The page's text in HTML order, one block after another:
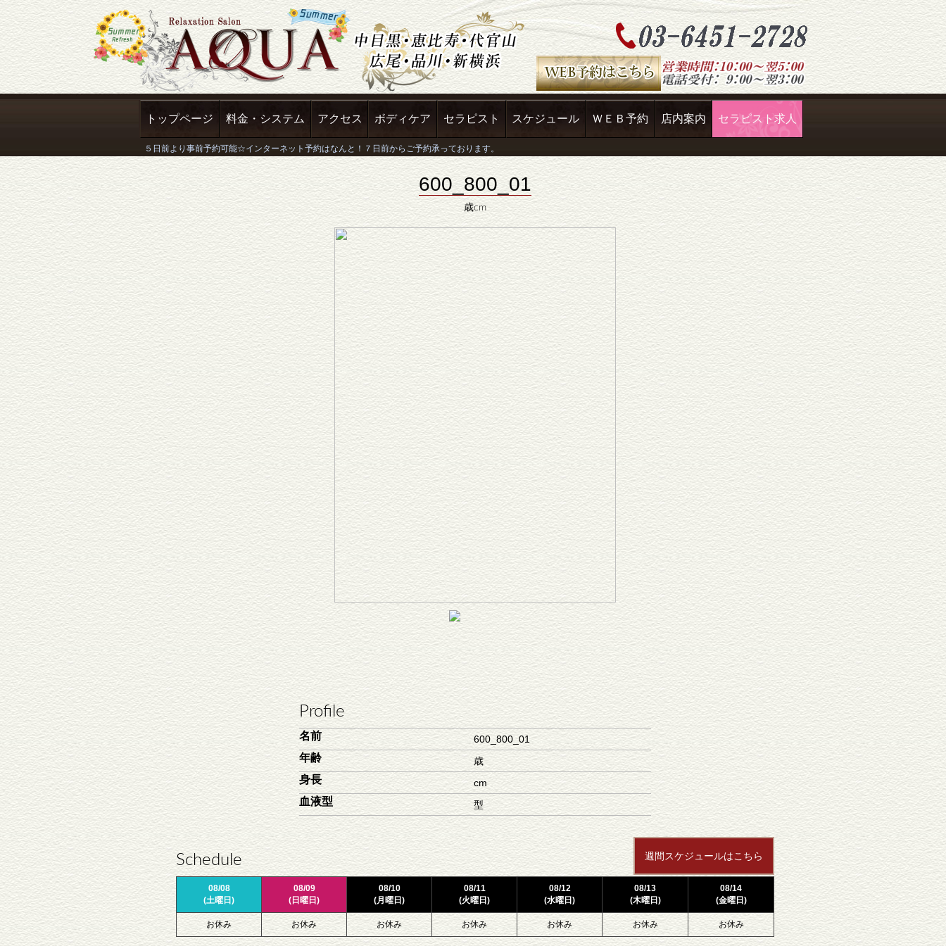
トップページ 料金・システム アクセス ボディケア セラピスト スケジュール ＷＥＢ予約 店内案内 セラピスト求人
600_800_01
歳cm
Profile
名前 600_800_01
年齢 歳
身長 cm
血液型 型
Schedule 週間スケジュールはこちら
08/08
(土曜日)
08/09
(日曜日)
08/10
(月曜日)
08/11
(火曜日)
08/12
(水曜日)
08/13
(木曜日)
08/14
(金曜日)
お休み お休み お休み お休み お休み お休み お休み